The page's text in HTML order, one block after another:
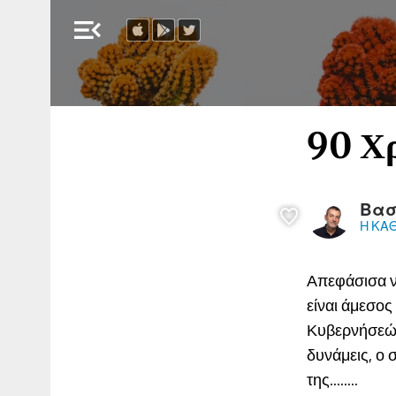
menu_open
90
Η
Απεφάσισα
είναι
δυνάμεις, ο
της........